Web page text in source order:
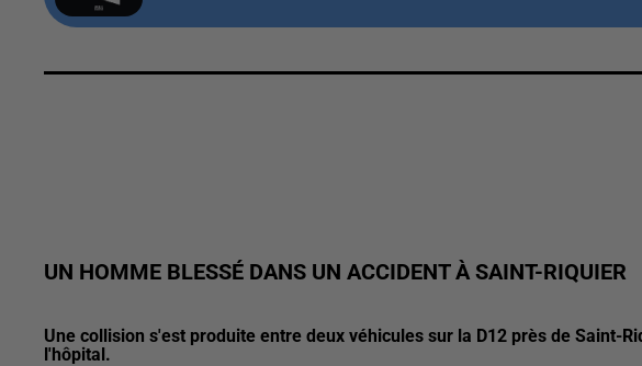
UN HOMME BLESSÉ DANS UN ACCIDENT À SAINT-RIQUIER
Une collision s'est produite entre deux véhicules sur la D12 près de Saint-
l'hôpital.